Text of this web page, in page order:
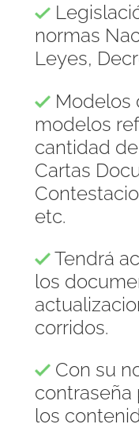
normas
Leyes,
Modelos
modelos
cantidad
Cartas
etc.
Tendrá
los
corridos.
Con su
contraseña
los